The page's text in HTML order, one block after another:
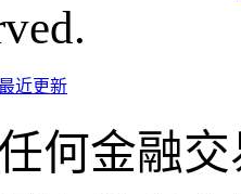
近更新
何金融